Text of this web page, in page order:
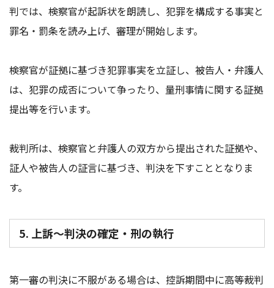
判では、検察官が起訴状を朗読し、犯罪を構成する事実と
罪名・罰条を読み上げ、審理が開始します。
検察官が証拠に基づき犯罪事実を立証し、被告人・弁護人
は、犯罪の成否について争ったり、量刑事情に関する証拠
提出等を行います。
裁判所は、検察官と弁護人の双方から提出された証拠や、
証人や被告人の証言に基づき、判決を下すこととなりま
す。
5. 上訴～判決の確定・刑の執行
第一審の判決に不服がある場合は、控訴期間中に高等裁判